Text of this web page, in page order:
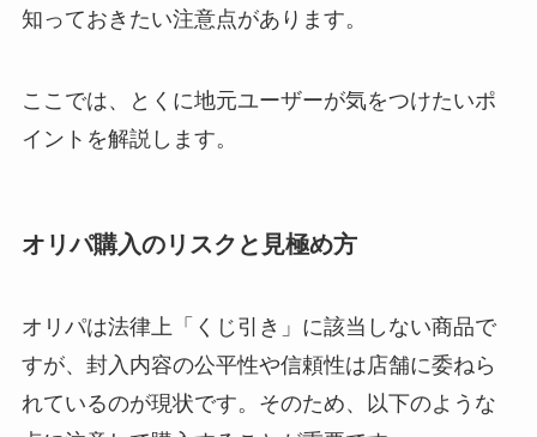
知っておきたい注意点があります。
ここでは、とくに地元ユーザーが気をつけたいポ
イントを解説します。
オリパ購入のリスクと見極め方
オリパは法律上「くじ引き」に該当しない商品で
すが、封入内容の公平性や信頼性は店舗に委ねら
れているのが現状です。そのため、以下のような